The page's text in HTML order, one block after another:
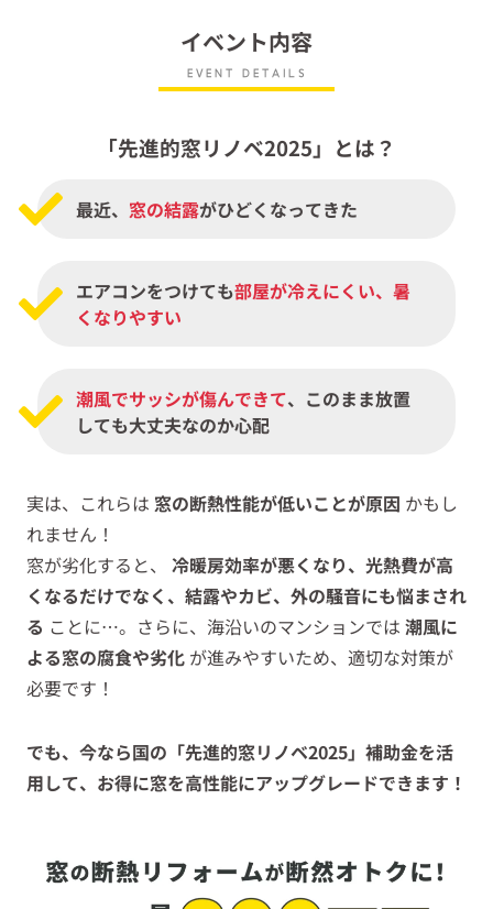
イベント内容
EVENT DETAILS
「先進的窓リノベ2025」とは？
最近、 窓の結露がひどくなってきた
エアコンをつけても部屋が冷えにくい、暑
くなりやすい
潮風でサッシが傷んできて、このまま放置
しても大丈夫なのか心配
実は、これらは 窓の断熱性能が低いことが原因 かもし
れません！
窓が劣化すると、 冷暖房効率が悪くなり、光熱費が高
くなるだけでなく、結露やカビ、外の騒音にも悩まされ
る ことに…。さらに、海沿いのマンションでは 潮風に
よる窓の腐食や劣化 が進みやすいため、適切な対策が
必要です！
でも、今なら国の「先進的窓リノベ2025」補助金を活
用して、お得に窓を高性能にアップグレードできます！